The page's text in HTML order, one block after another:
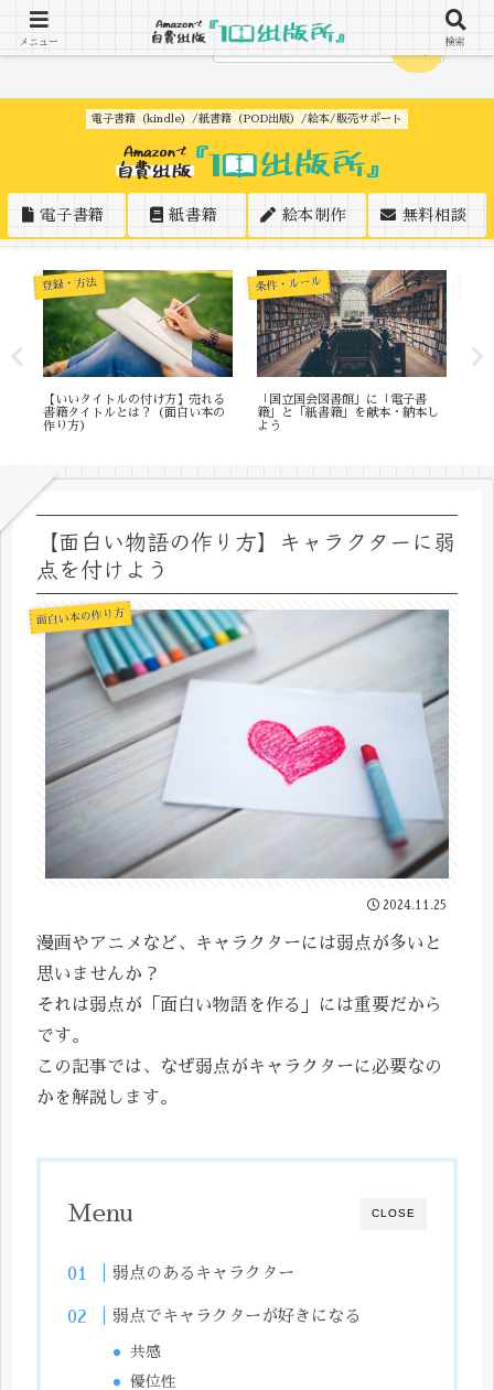
電子書籍（kindle）/紙書籍（POD出版）/絵本/販売サポート
電子書籍 紙書籍 絵本制作 無料相談
登録・方法
【いいタイトルの付け方】売れる
書籍タイトルとは？（面白い本の
作り方）
条件・ルール
「国立国会図書館」に「電子書
籍」と「紙書籍」を献本・納本し
よう
【面白い物語の作り方】キャラクターに弱
点を付けよう
面白い本の作り方
2024.11.25
漫画やアニメなど、キャラクターには弱点が多いと
思いませんか？
それは弱点が「面白い物語を作る」には重要だから
です。
この記事では、なぜ弱点がキャラクターに必要なの
かを解説します。
CLOSE
Menu
弱点のあるキャラクター
弱点でキャラクターが好きになる
共感
優位性
メニュー 検索